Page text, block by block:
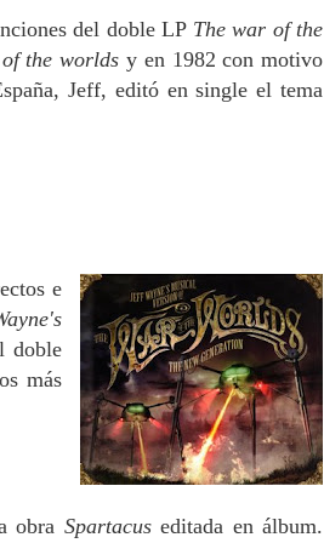
del doble LP The war of the
the worlds y en 1982 con motivo
Jeff, editó en single el tema
e
doble
más
obra Spartacuseditada en álbum.